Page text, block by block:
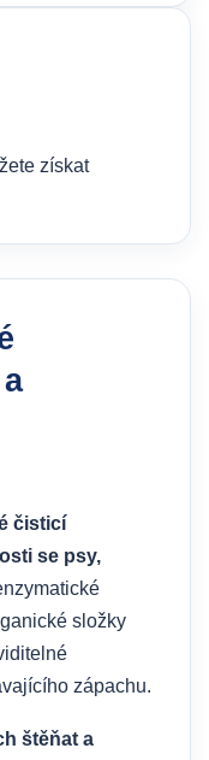
získat
čisticí
se psy,
složky
zápachu.
štěňat a